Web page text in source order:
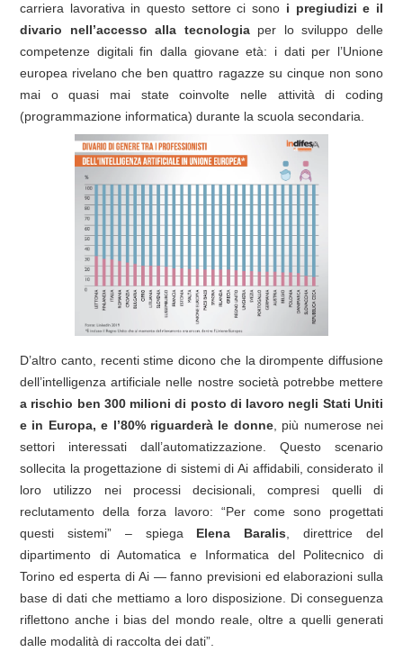
carriera lavorativa in questo settore ci sono i pregiudizi e il
divario nell’accesso alla tecnologiaper lo sviluppo delle
competenze digitali fin dalla giovane età: i dati per l’Unione
europea rivelano che ben quattro ragazze su cinque non sono
mai o quasi mai state coinvolte nelle attività di coding
(programmazione informatica) durante la scuola secondaria.
D’altro canto, recenti stime dicono che la dirompente diffusione
dell’intelligenza artificiale nelle nostre società potrebbe mettere
a rischio ben 300 milioni di posto di lavoro negli Stati Uniti
e in Europa, e l’80% riguarderà le donne, più numerose nei
settori interessati dall’automatizzazione. Questo scenario
sollecita la progettazione di sistemi di Ai affidabili, considerato il
loro utilizzo nei processi decisionali, compresi quelli di
reclutamento della forza lavoro: “Per come sono progettati
questi sistemi” – spiega Elena Baralis , direttrice del
dipartimento di Automatica e Informatica del Politecnico di
Torino ed esperta di Ai — fanno previsioni ed elaborazioni sulla
base di dati che mettiamo a loro disposizione. Di conseguenza
riflettono anche i bias del mondo reale, oltre a quelli generati
dalle modalità di raccolta dei dati”.